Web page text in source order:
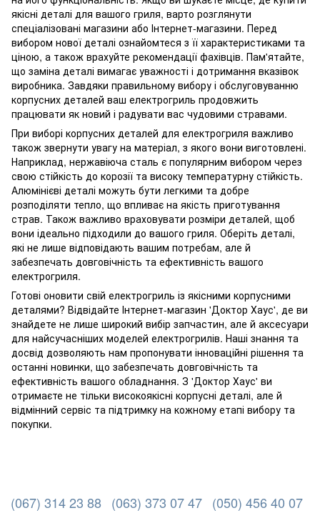
якісні деталі для вашого гриля, варто розглянути
спеціалізовані магазини або Інтернет-магазини. Перед
вибором нової деталі ознайомтеся з її характеристиками та
ціною, а також врахуйте рекомендації фахівців. Пам'ятайте,
що заміна деталі вимагає уважності і дотримання вказівок
виробника. Завдяки правильному вибору і обслуговуванню
корпусних деталей ваш електрогриль продовжить
працювати як новий і радувати вас чудовими стравами.
При виборі корпусних деталей для електрогриля важливо
також звернути увагу на матеріал, з якого вони виготовлені.
Наприклад, нержавіюча сталь є популярним вибором через
свою стійкість до корозії та високу температурну стійкість.
Алюмінієві деталі можуть бути легкими та добре
розподіляти тепло, що впливає на якість приготування
страв. Також важливо враховувати розміри деталей, щоб
вони ідеально підходили до вашого гриля. Оберіть деталі,
які не лише відповідають вашим потребам, але й
забезпечать довговічність та ефективність вашого
електрогриля.
Готові оновити свій електрогриль із якісними корпусними
деталями? Відвідайте Інтернет-магазин 'Доктор Хаус', де ви
знайдете не лише широкий вибір запчастин, але й аксесуари
для найсучасніших моделей електрогрилів. Наші знання та
досвід дозволяють нам пропонувати інноваційні рішення та
останні новинки, що забезпечать довговічність та
ефективність вашого обладнання. З 'Доктор Хаус' ви
отримаєте не тільки високоякісні корпусні деталі, але й
відмінний сервіс та підтримку на кожному етапі вибору та
покупки.
(067) 314 23 88 (063) 373 07 47 (050) 456 40 07